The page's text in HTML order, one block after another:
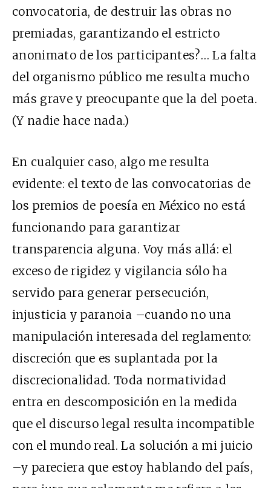
convocatoria, de destruir las obras no
premiadas, garantizando el estricto
anonimato de los participantes?… La falta
del organismo público me resulta mucho
más grave y preocupante que la del poeta.
(Y nadie hace nada.)
En cualquier caso, algo me resulta
evidente: el texto de las convocatorias de
los premios de poesía en México no está
funcionando para garantizar
transparencia alguna. Voy más allá: el
exceso de rigidez y vigilancia sólo ha
servido para generar persecución,
injusticia y paranoia –cuando no una
manipulación interesada del reglamento:
discreción que es suplantada por la
discrecionalidad. Toda normatividad
entra en descomposición en la medida
que el discurso legal resulta incompatible
con el mundo real. La solución a mi juicio
–y pareciera que estoy hablando del país,